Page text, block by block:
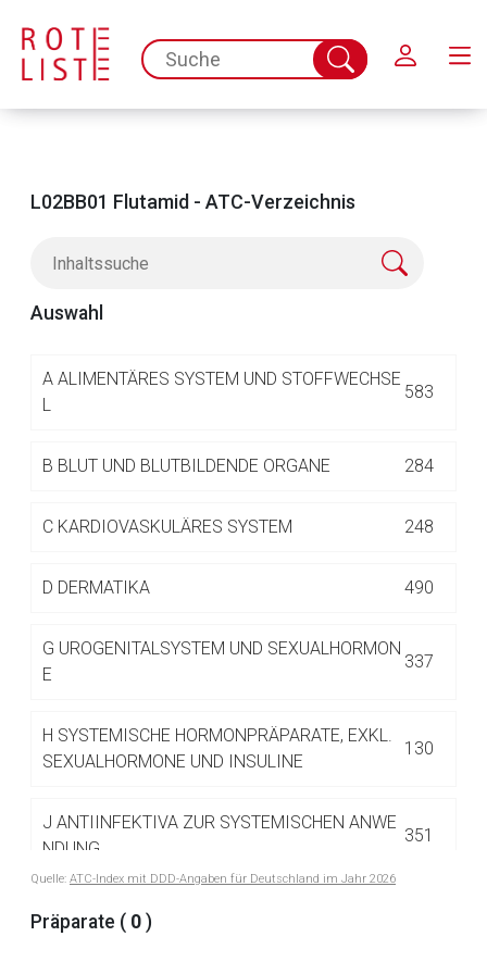
spc.search.input.placeholder
Suche
abschicken
L02BB01 Flutamid - ATC-Verzeichnis
Auswahl
A ALIMENTÄRES SYSTEM UND STOFFWECHSE
L
583
B BLUT UND BLUTBILDENDE ORGANE 284
C KARDIOVASKULÄRES SYSTEM 248
D DERMATIKA 490
G UROGENITALSYSTEM UND SEXUALHORMON
E
337
H SYSTEMISCHE HORMONPRÄPARATE, EXKL.
SEXUALHORMONE UND INSULINE
130
J ANTIINFEKTIVA ZUR SYSTEMISCHEN ANWE
NDUNG
351
ANTINEOPLASTISCHE UND IMMUNMODULIE
RENDE MITTEL
Quelle: ATC-Index mit DDD-Angaben für Deutschland im Jahr 2026
Präparate ( 0 )
Aufruf einer externen Seite
Seite. Für die Inhalte der externen Web-Seite ist deren
Datenschutzbestimmungen.
Zur Seite